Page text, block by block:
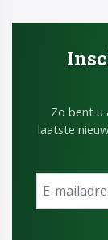
Zo bent u
laatste